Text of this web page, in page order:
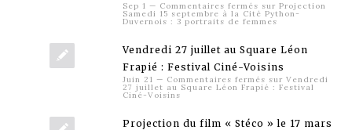
Sep 1 — Commentaires fermés sur Projection
Samedi 15 septembre à la Cité Python-
Duvernois : 3 portraits de femmes
Vendredi 27 juillet au Square Léon
Frapié : Festival Ciné-Voisins
Juin 21 — Commentaires fermés sur Vendredi
27 juillet au Square Léon Frapié : Festival
Ciné-Voisins
Projection du film « Stéco » le 17 mars